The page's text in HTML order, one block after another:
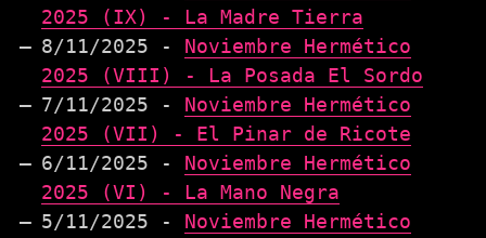
2025 (IX) - La Madre Tierra
8/11/2025 - Noviembre Hermético
2025 (VIII) - La Posada El Sordo
7/11/2025 - Noviembre Hermético
2025 (VII) - El Pinar de Ricote
6/11/2025 - Noviembre Hermético
2025 (VI) - La Mano Negra
5/11/2025 - Noviembre Hermético